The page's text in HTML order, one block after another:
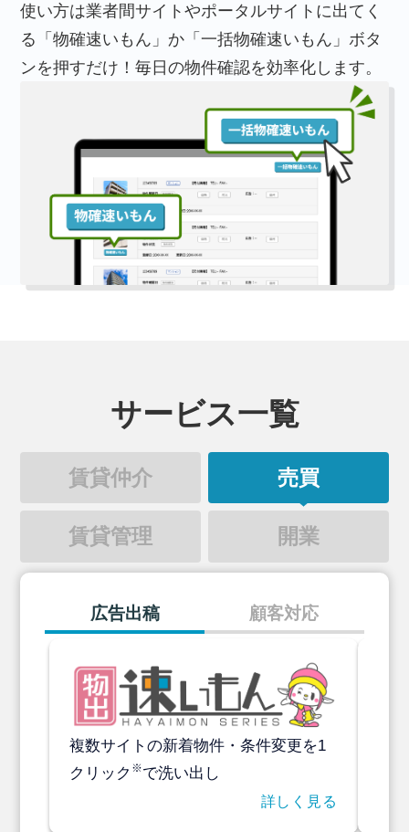
使い方は業者間サイトやポータルサイトに出てく
る「物確速いもん」か「一括物確速いもん」ボタ
ンを押すだけ！毎日の物件確認を効率化します。
サービス一覧
賃貸仲介 売買
賃貸管理 開業
広告出稿 顧客対応
複数サイトの新着物件・条件変更を1
クリック ※で洗い出し
詳しく見る